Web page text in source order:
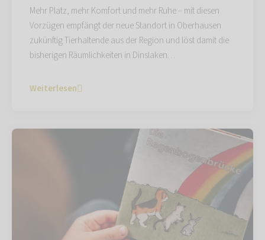
Mehr Platz, mehr Komfort und mehr Ruhe – mit diesen
Vorzügen empfängt der neue Standort in Oberhausen
zukünftig Tierhaltende aus der Region und löst damit die
bisherigen Räumlichkeiten in Dinslaken…
Weiterlesen